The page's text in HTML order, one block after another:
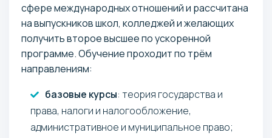
сфере международных отношений и рассчитана
на выпускников школ, колледжей и желающих
получить второе высшее по ускоренной
программе. Обучение проходит по трём
направлениям:
базовые курсы: теория государства и
права, налоги и налогообложение,
административное и муниципальное право;